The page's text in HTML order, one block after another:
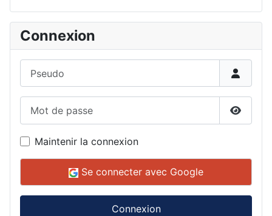
Connexion
Maintenir la connexion
Se connecter avec Google
Connexion